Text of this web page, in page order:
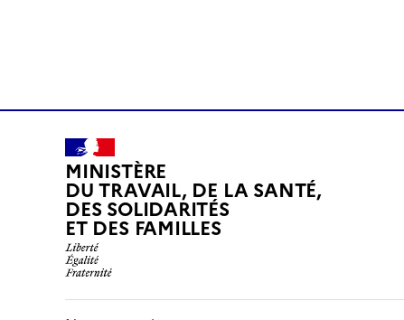
MINISTÈRE
DU TRAVAIL, DE LA SANTÉ,
DES SOLIDARITÉS
ET DES FAMILLES